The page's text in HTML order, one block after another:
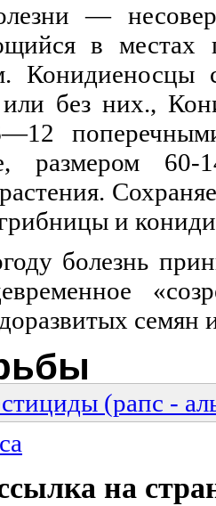
—
в местах
или без них.,
размером
и
болезнь
семян
(рапс -
на